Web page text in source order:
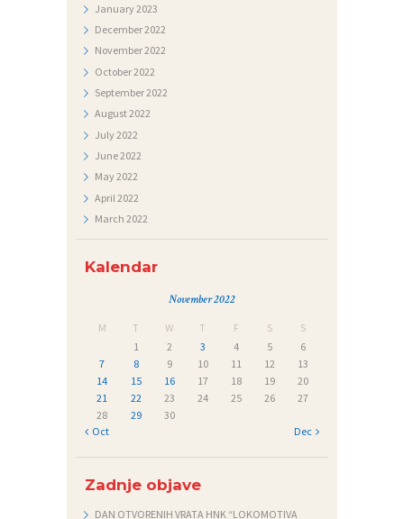
January2023
December2022
November2022
October2022
September2022
August2022
July2022
June2022
May2022
April 2022
March 2022
Kalendar
November 2022
M T W T F S
S
1
2 3 4 5
6
7
8 9 10 11 12
13
14
15 16 17 18 19
20
21
22 23 24 25 26
27
28
29
30
« Oct
Dec »
Zadnje objave
DAN OTVORENIH VRATA HNK “LOKOMOTIVA